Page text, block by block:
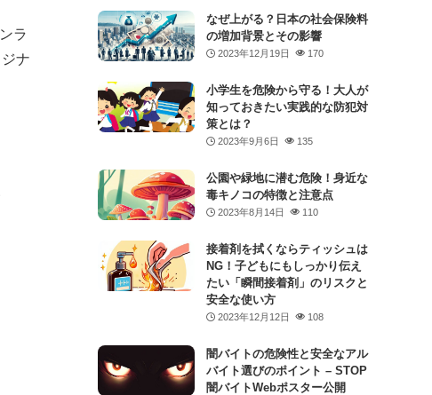
ラ
ナ
なぜ上がる？日本の社会保険料
の増加背景とその影響
2023年12月19日 170
小学生を危険から守る！大人が
知っておきたい実践的な防犯対
策とは？
2023年9月6日 135
公園や緑地に潜む危険！身近な
毒キノコの特徴と注意点
2023年8月14日 110
接着剤を拭くならティッシュは
NG！子どもにもしっかり伝え
たい「瞬間接着剤」のリスクと
安全な使い方
2023年12月12日 108
闇バイトの危険性と安全なアル
バイト選びのポイント – STOP
闇バイトWebポスター公開